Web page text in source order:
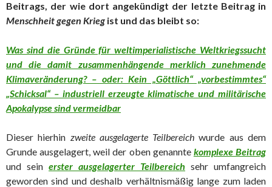
Beitrags, der wie dort angekündigt der letzte Beitrag in
Menschheit gegen Krieg ist und das bleibt so:
Was sind die Gründe für weltimperialistische Weltkriegssucht
und die damit zusammenhängende merklich zunehmende
Klimaveränderung? – oder: Kein „Göttlich“ „vorbestimmtes“
„Schicksal“ – industriell erzeugte klimatische und militärische
Apokalypse sind vermeidbar
Dieser hierhin zweite ausgelagerte Teilbereich wurde aus dem
Grunde ausgelagert, weil der oben genannte komplexe Beitrag
und sein erster ausgelagerter Teilbereich sehr umfangreich
geworden sind und deshalb verhältnismäßig lange zum laden